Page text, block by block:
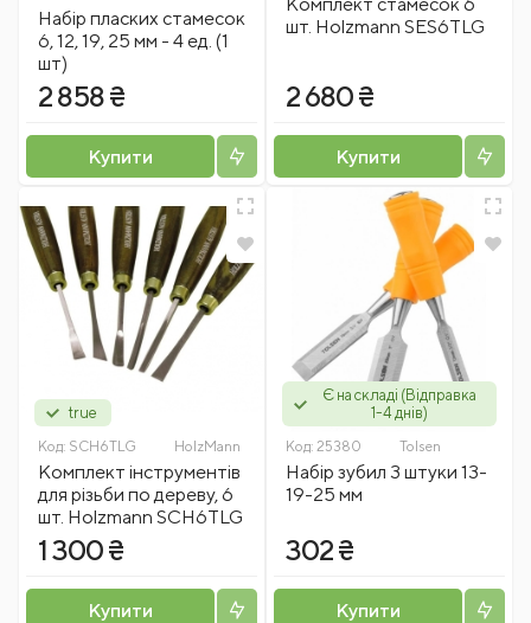
Набір пласких стамесок
6, 12, 19, 25 мм - 4 ед. (1
шт)
2 858 ₴
Купити
шт. Holzmann SES6TLG
2 680 ₴
Купити
true
Код: SCH6TLG HolzMann
Комплект інструментів
для різьби по дереву, 6
шт. Holzmann SCH6TLG
1 300 ₴
Купити
Є на складі (Відправка
1-4 днів)
Код: 25380 Tolsen
Набір зубил 3 штуки 13-
19-25 мм
302 ₴
Купити